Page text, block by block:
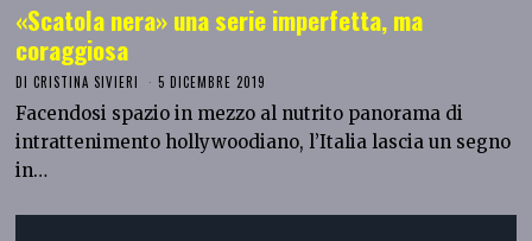
«Scatola nera» una serie imperfetta, ma
coraggiosa
DICRISTINA SIVIERI 5 DICEMBRE 2019
Facendosi spazio in mezzo al nutrito panorama di
intrattenimento hollywoodiano, l’Italia lascia un segno
in…